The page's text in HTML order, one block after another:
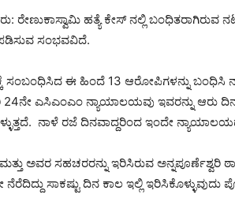
ರೇಣುಕಾಸ್ವಾಮಿ ಹತ್ಯೆ ಕೇಸ್ ನಲ್ಲಿ
ಸಂಭವವಿದೆ.
ಸಂಬಂಧಿಸಿದ ಈ ಹಿಂದೆ 13 ಆರೋಪಿಗಳನ್ನು ಬಂಧಿಸಿ
24ನೇ ಎಸಿಎಂಎಂ ನ್ಯಾಯಾಲಯವು ಇವರನ್ನು ಆರು
ನಾಳೆ ರಜೆ ದಿನವಾದ್ದರಿಂದ ಇಂದೇ
ಅವರ ಸಹಚರರನ್ನು ಇರಿಸಿರುವ
ನೆರೆದಿದ್ದು ಸಾಕಷ್ಟು ದಿನ ಕಾಲ ಇಲ್ಲಿ